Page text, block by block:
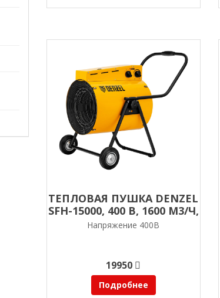
ТЕПЛОВАЯ ПУШКА DENZEL
SFH-15000, 400 В, 1600 М3/Ч,
ВЕНТИЛЯТОР 3 РЕЖИМА,
9000/15000 ВТ
Напряжение 400В
19950
Подробнее